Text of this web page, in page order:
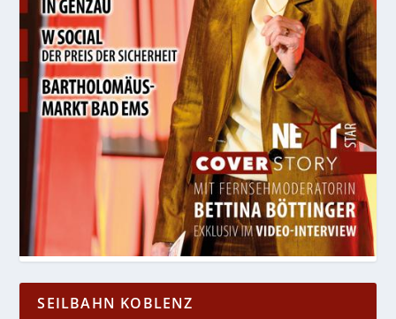
SEILBAHN KOBLENZ